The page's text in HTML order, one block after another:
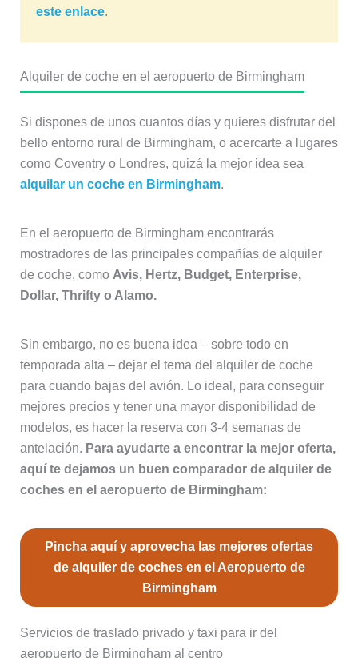
este enlace.
Alquiler de coche en el aeropuerto de Birmingham
Si dispones de unos cuantos días y quieres disfrutar del
bello entorno rural de Birmingham, o acercarte a lugares
como Coventry o Londres, quizá la mejor idea sea
alquilar un coche en Birmingham.
En el aeropuerto de Birmingham encontrarás
mostradores de las principales compañías de alquiler
de coche, como Avis, Hertz, Budget, Enterprise,
Dollar, Thrifty o Alamo.
Sin embargo, no es buena idea – sobre todo en
temporada alta – dejar el tema del alquiler de coche
para cuando bajas del avión. Lo ideal, para conseguir
mejores precios y tener una mayor disponibilidad de
modelos, es hacer la reserva con 3-4 semanas de
antelación. Para ayudarte a encontrar la mejor oferta,
aquí te dejamos un buen comparador de alquiler de
coches en el aeropuerto de Birmingham:
Pincha aquí y aprovecha las mejores ofertas
de alquiler de coches en el Aeropuerto de
Birmingham
Servicios de traslado privado y taxi para ir del
aeropuerto de Birmingham al centro